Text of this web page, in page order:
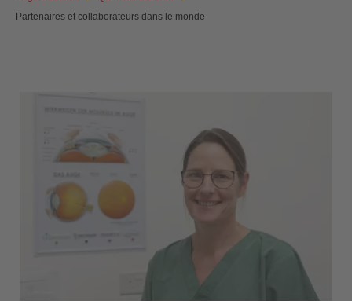
Partenaires et collaborateurs dans le monde